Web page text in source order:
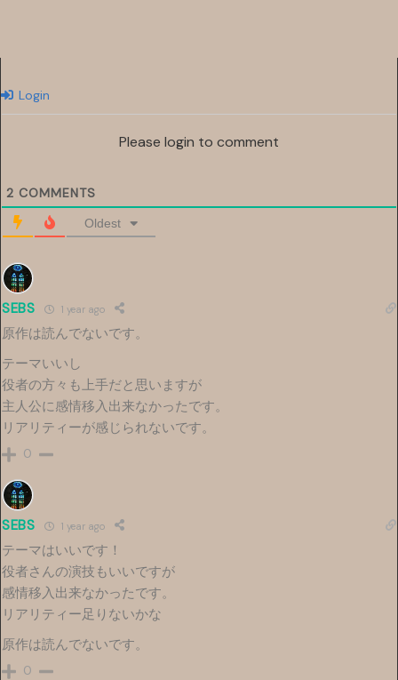
Login
Please login to comment
2 COMMENTS
Oldest
SEBS 1 year ago
原作は読んでないです。
テーマいいし
役者の方々も上手だと思いますが
主人公に感情移入出来なかったです。
リアリティーが感じられないです。
0
SEBS 1 year ago
テーマはいいです！
役者さんの演技もいいですが
感情移入出来なかったです。
リアリティー足りないかな
原作は読んでないです。
0